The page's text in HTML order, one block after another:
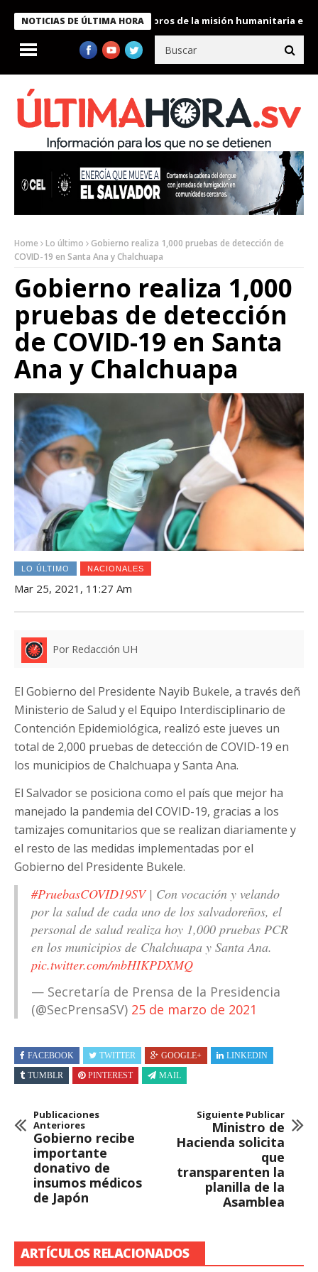
NOTICIAS DE ÚLTIMA HORA
Bukele condecora a miembros de la misión humanitaria enviada
Home Lo último
Gobierno realiza 1,000 pruebas de detección de
COVID-19 en Santa Ana y Chalchuapa
Gobierno realiza 1,000
pruebas de detección
de COVID-19 en Santa
Ana y Chalchuapa
LO ÚLTIMO NACIONALES
Mar 25, 2021, 11:27 Am
Por Redacción UH
El Gobierno del Presidente Nayib Bukele, a través deñ
Ministerio de Salud y el Equipo Interdisciplinario de
Contención Epidemiológica, realizó este jueves un
total de 2,000 pruebas de detección de COVID-19 en
los municipios de Chalchuapa y Santa Ana.
El Salvador se posiciona como el país que mejor ha
manejado la pandemia del COVID-19, gracias a los
tamizajes comunitarios que se realizan diariamente y
el resto de las medidas implementadas por el
Gobierno del Presidente Bukele.
#PruebasCOVID19SV| Con vocación y velando
por la salud de cada uno de los salvadoreños, el
personal de salud realiza hoy 1,000 pruebas PCR
en los municipios de Chalchuapa y Santa Ana.
pic.twitter.com/mbHIKPDXMQ
— Secretaría de Prensa de la Presidencia
(@SecPrensaSV) 25 de marzo de 2021
FACEBOOK TWITTER GOOGLE+
LINKEDIN
TUMBLR
PINTEREST MAIL
Publicaciones
Anteriores
Gobierno recibe
importante
donativo de
insumos médicos
de Japón
Siguiente Publicar
Ministro de
Hacienda solicita
que
transparenten la
planilla de la
Asamblea
ARTÍCULOS RELACIONADOS